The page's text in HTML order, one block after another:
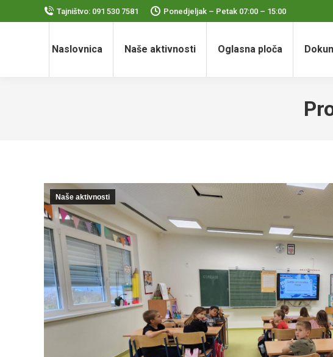
Tajništvo: 091 530 7581 Ponedjeljak – Petak 07:00 – 15:00
Naslovnica Naše aktivnosti Oglasna ploča
Naše aktivnosti